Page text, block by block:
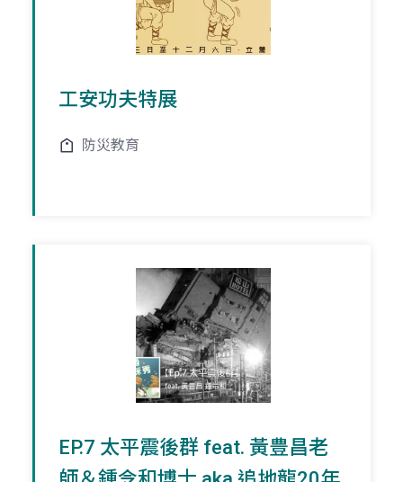
工安功夫特展
防災教育
EP.7 太平震後群 feat. 黃豊昌老